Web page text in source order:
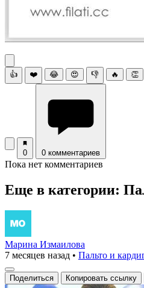
👍 ❤️ 😂 😍 👎 🔥 👏
0 0 комментариев
Пока нет комментариев
Еще в категории:
Марина Измаилова
7 месяцев назад • Пальто и
Поделиться Копировать ссылку